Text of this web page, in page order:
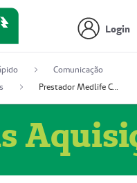
Login
Comunicação
Prestador Medlife Consultas e Diagnósticos (51004334-2)